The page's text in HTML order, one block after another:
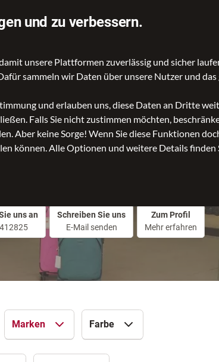
und zu verbessern.
unsere Plattformen zuverlässig und sicher
sammeln wir Daten über unsere Nutzer und
und erlauben uns, diese Daten an Dritte
Falls Sie nicht zustimmen möchten,
Aber keine Sorge! Wenn Sie diese Funktionen
können. Alle Optionen und weitere Details finden
Kinder- und Schulartikel Rucksäcke
uns an
Schreiben Sie uns
E-Mail senden
Zum Profil
Mehr erfahren
Marken Farbe